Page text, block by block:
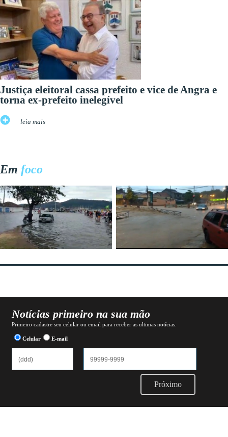
Justiça eleitoral cassa prefeito e vice de Angra e
torna ex-prefeito inelegível
leia mais
Em foco
Notícias primeiro na sua mão
Primeiro cadastre seu celular ou email para receber as ultimas notícias.
Celular E-mail
Próximo